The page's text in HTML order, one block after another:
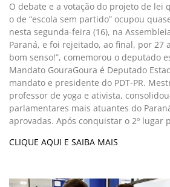
O debate e a votação do projeto de
o de “escola sem partido” ocupou
nesta segunda-feira (16), na
Paraná, e foi rejeitado, ao final, por 27
bom senso!”, comemorou o deputado
Mandato GouraGoura é Deputado
mandato e presidente do PDT-PR.
professor de yoga e ativista,
parlamentares mais atuantes do
aprovadas. Após conquistar o 2º lugar
CLIQUE AQUI E SAIBA MAIS